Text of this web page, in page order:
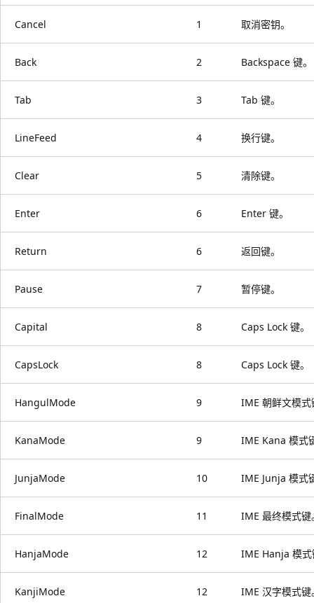
Cancel 1 取消密钥。
Back 2 Backspace 键。
Tab 3 Tab 键。
LineFeed 4 换行键。
Clear 5 清除键。
Enter 6 Enter 键。
Return 6 返回键。
Pause 7 暂停键。
Capital 8 Caps Lock 键。
CapsLock 8 Caps Lock 键。
HangulMode 9 IME 朝鲜文模式
KanaMode 9 IME Kana 模式
JunjaMode 10 IME Junja 模式
FinalMode 11 IME 最终模式键
HanjaMode 12 IME Hanja 模式
KanjiMode 12 IME 汉字模式键